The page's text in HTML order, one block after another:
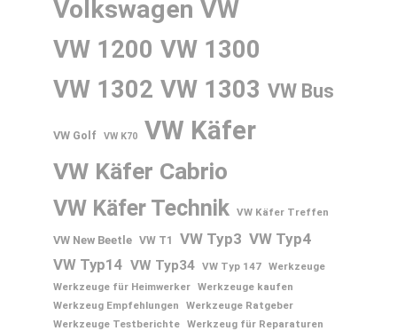
Volkswagen VW
VW 1200 VW 1300
VW 1302 VW 1303 VW Bus
VW Golf VW K70 VW Käfer
VW Käfer Cabrio
VW Käfer Technik VW Käfer Treffen
VW New Beetle VW T1 VW Typ3 VW Typ4
VW Typ14 VW Typ34 VW Typ 147 Werkzeuge
Werkzeuge für Heimwerker Werkzeuge kaufen
Werkzeug Empfehlungen
Werkzeuge Ratgeber
Werkzeuge Testberichte Werkzeug für Reparaturen